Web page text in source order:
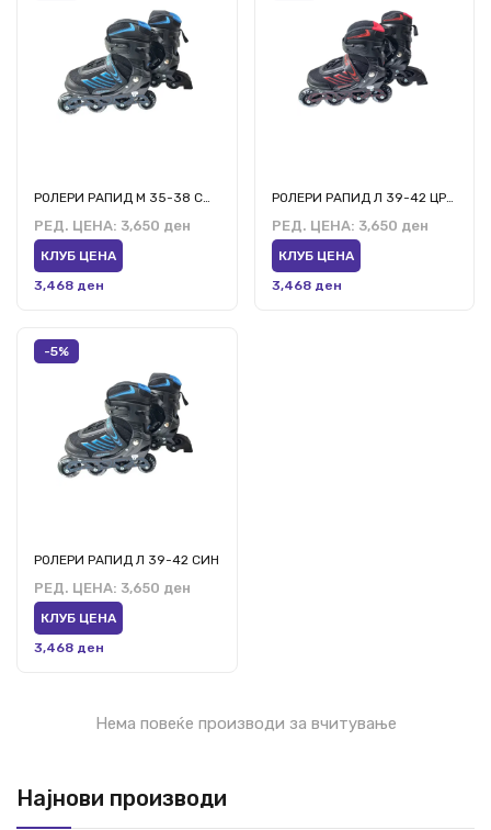
Најнови производи
РЕД. ЦЕНА: 3,650 ден
КЛУБ ЦЕНА
3,468 ден
РОЛЕРИ РАПИД Л 39-42 ЦРВЕН
РЕД. ЦЕНА: 3,650 ден
КЛУБ ЦЕНА
3,468 ден
-5%
РОЛЕРИ РАПИД Л 39-42 СИН
РЕД. ЦЕНА: 3,650 ден
КЛУБ ЦЕНА
3,468 ден
Нема повеќе производи за вчитување